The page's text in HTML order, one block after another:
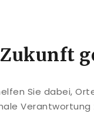
Sie dabei,